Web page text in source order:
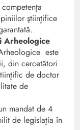
ştiinţifice
Arheologice
este
din cercetători
de doctor
de
mandat de 4
de legislaţia în